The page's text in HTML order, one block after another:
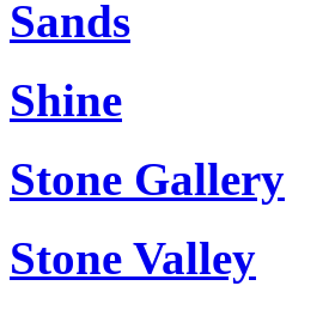
Sands
Shine
Stone Gallery
Stone Valley